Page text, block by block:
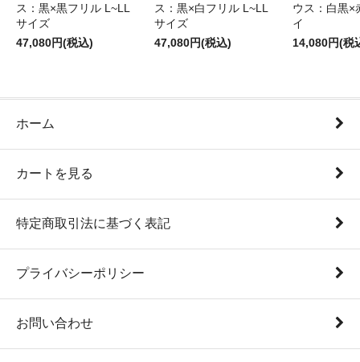
ス：黒×黒フリル L~LL
サイズ
47,080円(税込)
ス：黒×白フリル L~LL
サイズ
47,080円(税込)
ウス：白黒×
イ
14,080円(税
ホーム
カートを見る
特定商取引法に基づく表記
プライバシーポリシー
お問い合わせ